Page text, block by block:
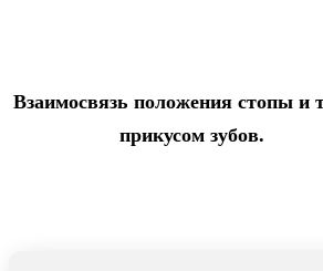
Взаимосвязь положения стопы и
прикусом зубов.